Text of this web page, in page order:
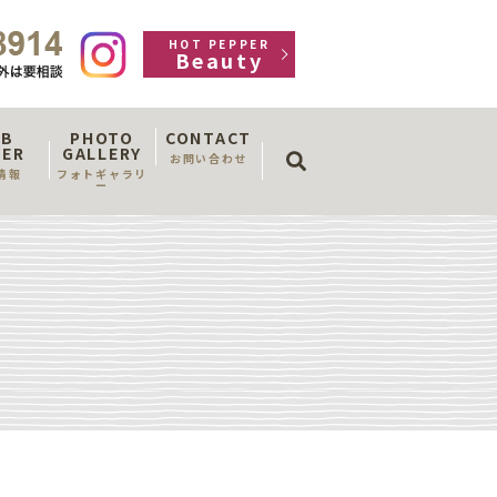
報
PHOTO
GALLERY
フォトギャラリ
ー
CONTACT
お問い合わせ
HOT PEPPER
Beauty